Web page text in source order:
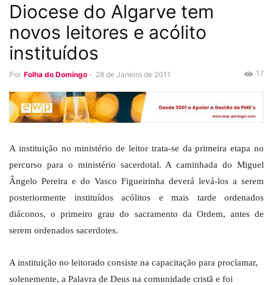
Diocese do Algarve tem
novos leitores e acólito
instituídos
Por Folha do Domingo - 28 de Janeiro de 2011 17
A instituição no ministério de leitor trata-se da primeira etapa no
percurso para o ministério sacerdotal. A caminhada do Miguel
Ângelo Pereira e do Vasco Figueirinha deverá levá-los a serem
posteriormente instituídos acólitos e mais tarde ordenados
diáconos, o primeiro grau do sacramento da Ordem, antes de
serem ordenados sacerdotes.
A instituição no leitorado consiste na capacitação para proclamar,
solenemente, a Palavra de Deus na comunidade cristã e foi